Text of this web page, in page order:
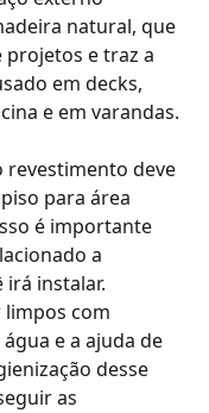
natural, que
projetos e traz a
em decks,
e em varandas.
revestimento deve
para área
é importante
a
instalar.
com
e a ajuda de
desse
as